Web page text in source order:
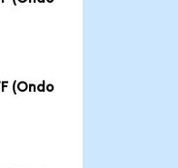
(Ondo